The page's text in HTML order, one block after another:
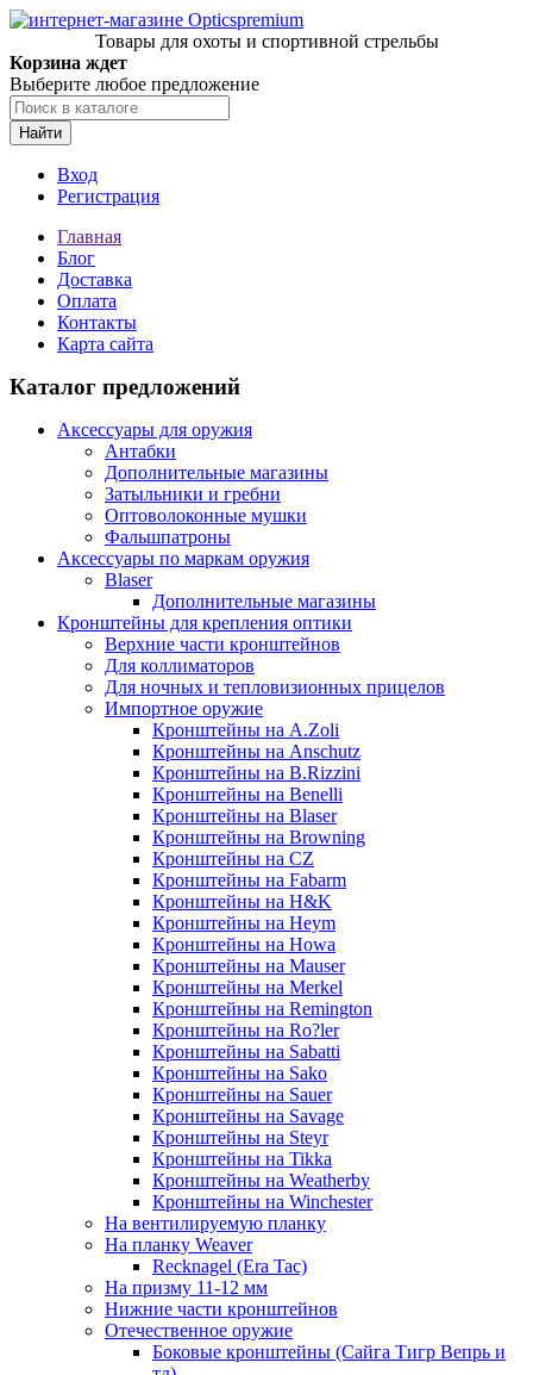
Товары для охоты и спортивной стрельбы
Корзина ждет
Выберите любое предложение
Найти
Вход
Регистрация
Главная
Блог
Доставка
Оплата
Контакты
Карта сайта
Каталог предложений
Аксессуары для оружия
Антабки
Дополнительные магазины
Затыльники и гребни
Оптоволоконные мушки
Фальшпатроны
Аксессуары по маркам оружия
Blaser
Дополнительные магазины
Кронштейны для крепления оптики
Верхние части кронштейнов
Для коллиматоров
Для ночных и тепловизионных прицелов
Импортное оружие
Кронштейны на A.Zoli
Кронштейны на Anschutz
Кронштейны на B.Rizzini
Кронштейны на Benelli
Кронштейны на Blaser
Кронштейны на Browning
Кронштейны на CZ
Кронштейны на Fabarm
Кронштейны на H&K
Кронштейны на Heym
Кронштейны на Howa
Кронштейны на Mauser
Кронштейны на Merkel
Кронштейны на Remington
Кронштейны на Ro?ler
Кронштейны на Sabatti
Кронштейны на Sako
Кронштейны на Sauer
Кронштейны на Savage
Кронштейны на Steyr
Кронштейны на Tikka
Кронштейны на Weatherby
Кронштейны на Winchester
На вентилируемую планку
На планку Weaver
Recknagel (Era Tac)
На призму 11-12 мм
Нижние части кронштейнов
Отечественное оружие
Боковые кронштейны (Сайга Тигр Вепрь и